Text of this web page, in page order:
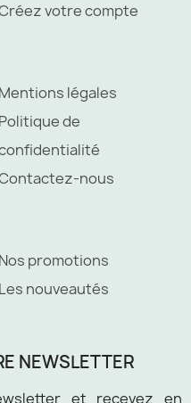
votre compte
Mentions légales
Politique de
nous
Nos promotions
Les nouveautés
NEWSLETTER
et recevez en